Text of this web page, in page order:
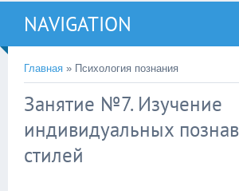
NAVIGATION
Главная » Психология познания
Занятие №7. Изучение
индивидуальных
стилей